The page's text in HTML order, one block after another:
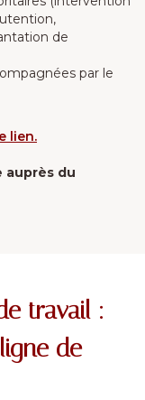
de
par le
lien.
auprès du
travail :
de